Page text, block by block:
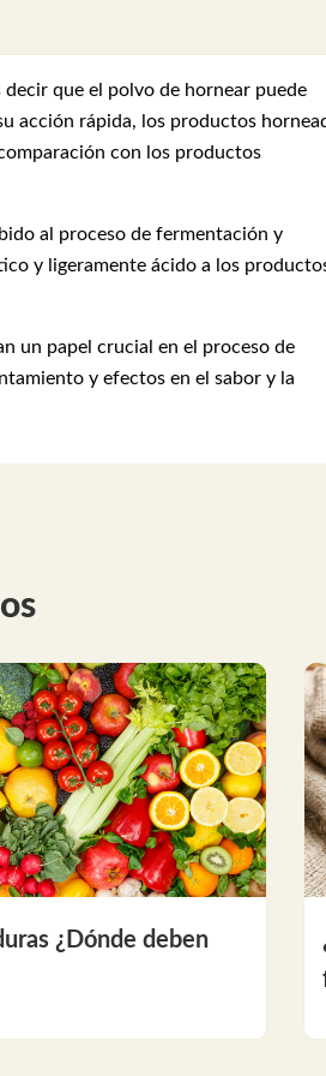
que el polvo de hornear puede
acción rápida, los productos
con los productos
al proceso de fermentación y
y ligeramente ácido a los
un papel crucial en el proceso de
y efectos en el sabor y la
¿Dónde deben